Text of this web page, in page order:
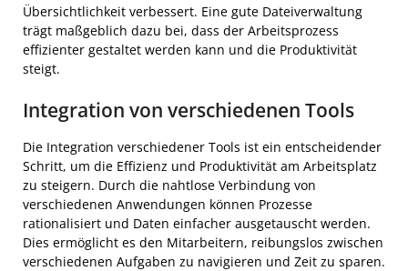
Übersichtlichkeit verbessert. Eine gute Dateiverwaltung
trägt maßgeblich dazu bei, dass der Arbeitsprozess
effizienter gestaltet werden kann und die Produktivität
steigt.
Integration von verschiedenen Tools
Die Integration verschiedener Tools ist ein entscheidender
Schritt, um die Effizienz und Produktivität am Arbeitsplatz
zu steigern. Durch die nahtlose Verbindung von
verschiedenen Anwendungen können Prozesse
rationalisiert und Daten einfacher ausgetauscht werden.
Dies ermöglicht es den Mitarbeitern, reibungslos zwischen
verschiedenen Aufgaben zu navigieren und Zeit zu sparen.